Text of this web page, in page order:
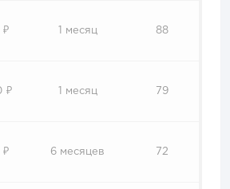
₽ 1 месяц 88
₽ 1 месяц 79
₽ 6 месяцев 72